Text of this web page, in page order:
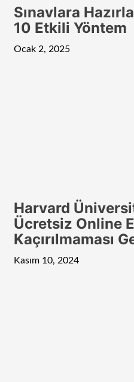
Sınavlara
10 Etkili Yöntem
Ocak 2, 2025
Harvard
Ücretsiz Online
Kaçırılmaması
Kasım 10, 2024